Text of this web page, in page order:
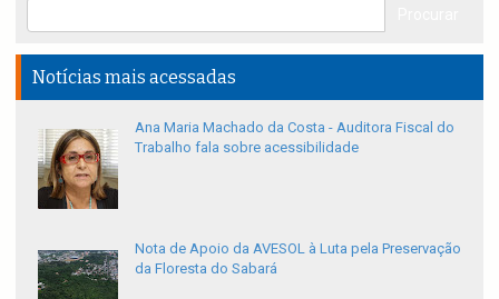
Notícias mais acessadas
Ana Maria Machado da Costa - Auditora Fiscal do
Trabalho fala sobre acessibilidade
Nota de Apoio da AVESOL à Luta pela Preservação
da Floresta do Sabará